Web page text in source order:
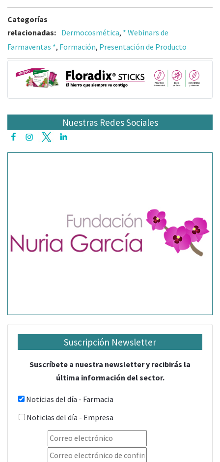
Categorías
relacionadas: Dermocosmética, * Webinars de
Farmaventas *, Formación, Presentación de Producto
Nuestras Redes Sociales
Suscripción Newsletter
Suscríbete a nuestra newsletter y recibirás la
última información del sector.
Noticias del día - Farmacia
Noticias del día - Empresa